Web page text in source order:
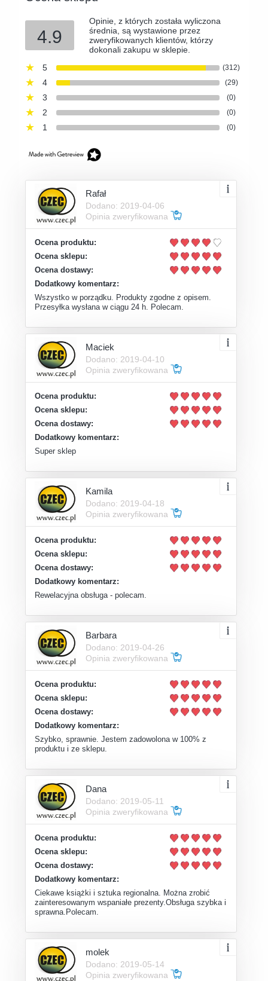
4.9
Opinie, z których została wyliczona
średnia, są wystawione przez
zweryfikowanych klientów, którzy
dokonali zakupu w sklepie.
5
(312)
4 (29)
3 (0)
2 (0)
1 (0)
Rafał
Dodano: 2019-04-06
Opinia zweryfikowana
Ocena produktu:
Ocena sklepu:
Ocena dostawy:
Dodatkowy komentarz:
Wszystko w porządku. Produkty zgodne z opisem.
Przesyłka wysłana w ciągu 24 h. Polecam.
Maciek
Dodano: 2019-04-10
Opinia zweryfikowana
Ocena produktu:
Ocena sklepu:
Ocena dostawy:
Dodatkowy komentarz:
Super sklep
Kamila
Dodano: 2019-04-18
Opinia zweryfikowana
Ocena produktu:
Ocena sklepu:
Ocena dostawy:
Dodatkowy komentarz:
Rewelacyjna obsługa - polecam.
Barbara
Dodano: 2019-04-26
Opinia zweryfikowana
Ocena produktu:
Ocena sklepu:
Ocena dostawy:
Dodatkowy komentarz:
Szybko, sprawnie. Jestem zadowolona w 100% z
produktu i ze sklepu.
Dana
Dodano: 2019-05-11
Opinia zweryfikowana
Ocena produktu:
Ocena sklepu:
Ocena dostawy:
Dodatkowy komentarz:
Ciekawe książki i sztuka regionalna. Można zrobić
zainteresowanym wspaniałe prezenty.Obsługa szybka i
sprawna.Polecam.
molek
Dodano: 2019-05-14
Opinia zweryfikowana